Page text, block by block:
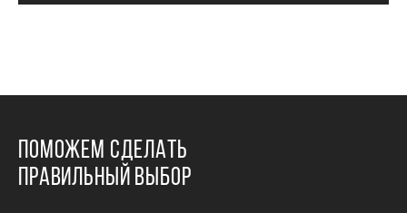
ПОМОЖЕМ СДЕЛАТЬ
ПРАВИЛЬНЫЙ ВЫБОР